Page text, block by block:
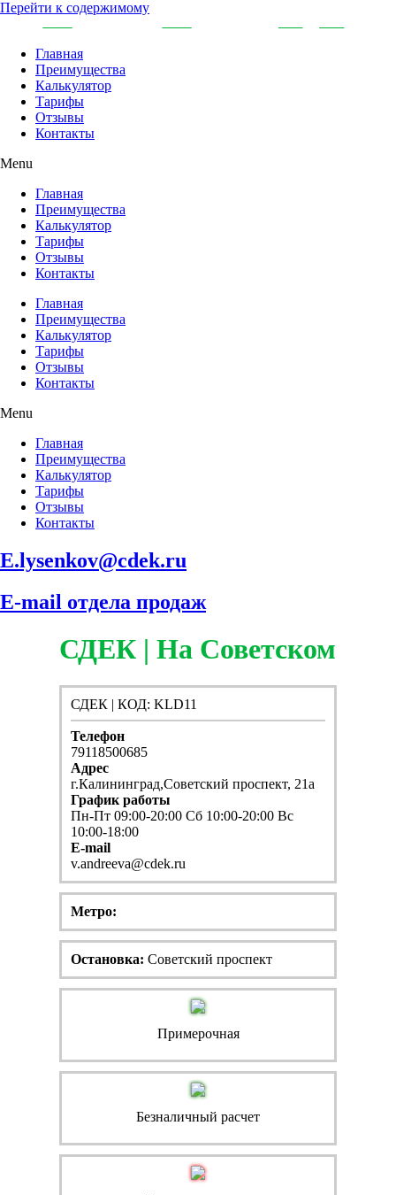
Перейти к содержимому
Главная
Преимущества
Калькулятор
Тарифы
Отзывы
Контакты
Menu
Главная
Преимущества
Калькулятор
Тарифы
Отзывы
Контакты
Главная
Преимущества
Калькулятор
Тарифы
Отзывы
Контакты
Menu
Главная
Преимущества
Калькулятор
Тарифы
Отзывы
Контакты
E.lysenkov@cdek.ru
E-mail отдела продаж
СДЕК | На Советском
СДЕК | КОД: KLD11
Телефон
79118500685
Адрес
г.Калининград,Советский проспект, 21а
График работы
Пн-Пт 09:00-20:00 Сб 10:00-20:00 Вс
10:00-18:00
E-mail
v.andreeva@cdek.ru
Метро:
Остановка: Советский проспект
Примерочная
Безналичный расчет